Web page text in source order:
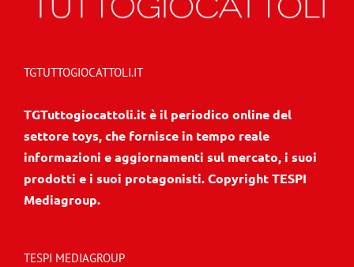
TGTUTTOGIOCATTOLI.IT
TGTuttogiocattoli.it è il periodico online del
settore toys, che fornisce in tempo reale
informazioni e aggiornamenti sul mercato, i suoi
prodotti e i suoi protagonisti. Copyright TESPI
Mediagroup.
TESPI MEDIAGROUP